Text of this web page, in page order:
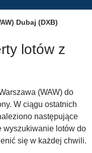
Dubaj (DXB)
lotów z
(WAW) do
W ciągu ostatnich
następujące
wyszukiwanie lotów do
się w każdej chwili.